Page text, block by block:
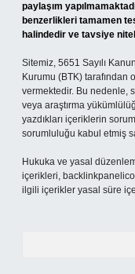
paylaşım
benzerlikleri tamamen
halindedir ve tavsiye
Sitemiz, 5651 Sayılı
Kurumu (BTK) tarafından
vermektedir. Bu nedenle,
veya araştırma
yazdıkları içeriklerin
sorumluluğu kabul etmiş
Hukuka ve yasal
içerikleri,
ilgili içerikler yasal süre